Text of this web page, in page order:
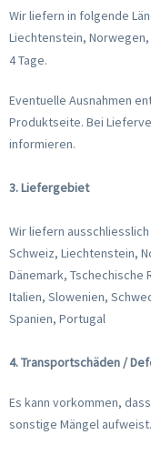
Wir liefern in folgende
Liechtenstein, Norwegen,
4 Tage.
Eventuelle Ausnahmen
Produktseite. Bei
informieren.
3. Liefergebiet
Wir liefern
Schweiz, Liechtenstein,
Dänemark, Tschechische
Italien, Slowenien,
Spanien, Portugal
4. Transportschäden /
Es kann vorkommen,
sonstige Mängel aufweist.